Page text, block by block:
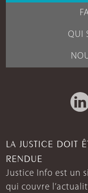
QUI
LA JUSTICE DOIT
RENDUE
Justice Info est un
qui couvre